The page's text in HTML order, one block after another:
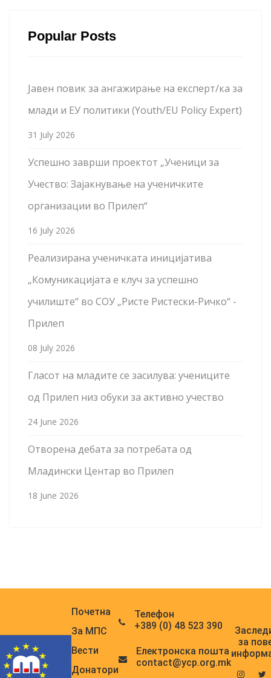
Popular Posts
Јавен повик за ангажирање на експерт/ка за
млади и ЕУ политики (Youth/EU Policy Expert)
31 July 2026
Успешно заврши проектот „Ученици за
Учество: Зајакнување на ученичките
организации во Прилеп“
16 July 2026
Реализирана ученичката иницијатива
„Комуникацијата е клуч за успешно
училиште“ во СОУ „Ристе Ристески-Ричко“ -
Прилеп
08 July 2026
Гласот на младите се засилува: учениците
од Прилеп низ обуки за активно учество
24 June 2026
Отворена дебата за потребата од
Младински Центар во Прилеп
18 June 2026
Почетна
За МПС
Вести
Донатори
Телефон
+389 (0) 48 523 390
Електронска поштa
contact@ycp.org.mk
за